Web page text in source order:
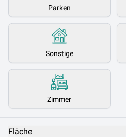
Parken
Sonstige
Zimmer
Fläche